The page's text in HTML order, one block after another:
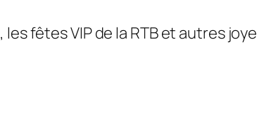
fêtes VIP de la RTB et autres